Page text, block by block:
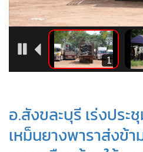
• ผู้จัดกวน
• Good health & Well-being
Green Innovation & SD
Management & HR
• การเมือง
• ท่องเที่ยว
อ.สังขละบุรี เร่งประ
เหม็นยางพาราส่งข้
1